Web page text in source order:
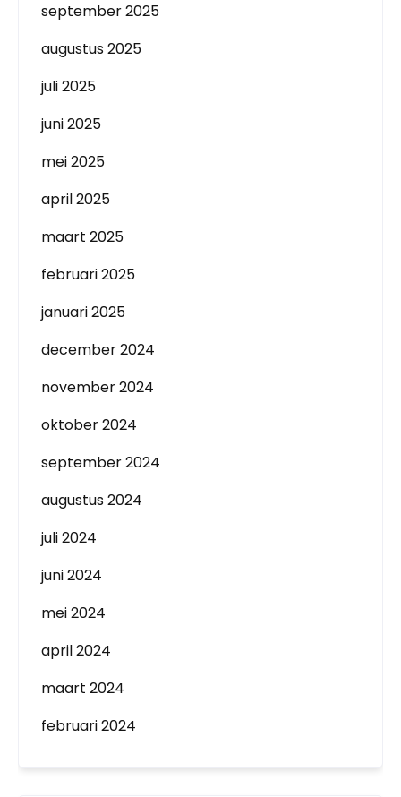
september 2025
augustus 2025
juli 2025
juni 2025
mei 2025
april 2025
maart 2025
februari 2025
januari 2025
december 2024
november 2024
oktober 2024
september 2024
augustus 2024
juli 2024
juni 2024
mei 2024
april 2024
maart 2024
februari 2024